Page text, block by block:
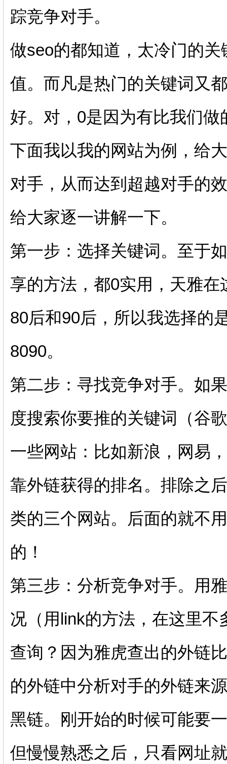
踪竞争对手。
做seo的都知道，太冷门的
值。而凡是热门的关键词又
好。对，0是因为有比我们
下面我以我的网站为例，给
对手，从而达到超越对手的
给大家逐一讲解一下。
第一步：选择关键词。至于
享的方法，都0实用，天雅
80后和90后，所以我选择的
8090。
第二步：寻找竞争对手。如
度搜索你要推的关键词（谷
一些网站：比如新浪，网易
靠外链获得的排名。排除之
类的三个网站。后面的就不
的！
第三步：分析竞争对手。用
况（用link的方法，在这里
查询？因为雅虎查出的外链
的外链中分析对手的外链来
黑链。刚开始的时候可能要
但慢慢熟悉之后，只看网址